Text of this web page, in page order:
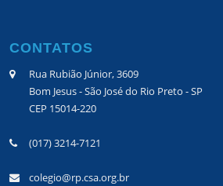
CONTATOS
Rua Rubião Júnior, 3609
Bom Jesus - São José do Rio Preto - SP
CEP 15014-220
(017) 3214-7121
colegio@rp.csa.org.br